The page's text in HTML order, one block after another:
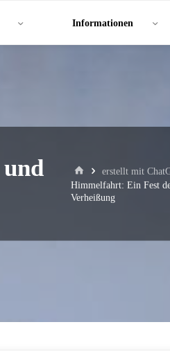
Informationen
Starterstellt mit
Himmelfahrt: Ein Fest
Verheißung